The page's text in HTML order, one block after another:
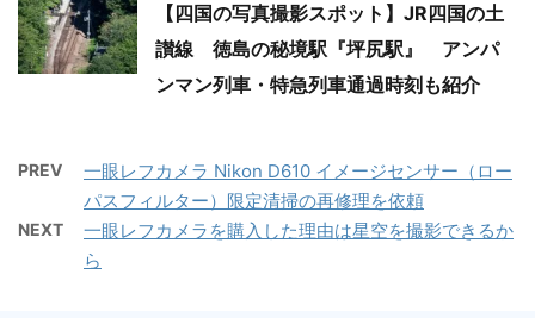
【四国の写真撮影スポット】JR四国の土
讃線 徳島の秘境駅『坪尻駅』 アンパ
ンマン列車・特急列車通過時刻も紹介
PREV
一眼レフカメラ Nikon D610 イメージセンサー（ロー
パスフィルター）限定清掃の再修理を依頼
NEXT
一眼レフカメラを購入した理由は星空を撮影できるか
ら